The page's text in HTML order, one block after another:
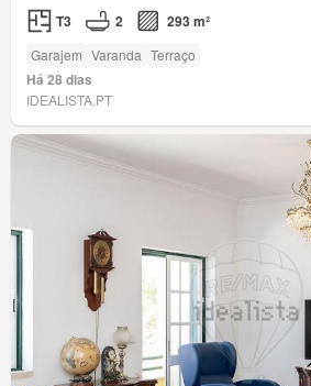
T3 2 293 m²
Garajem Varanda Terraço
Há 28 dias
IDEALISTA.PT